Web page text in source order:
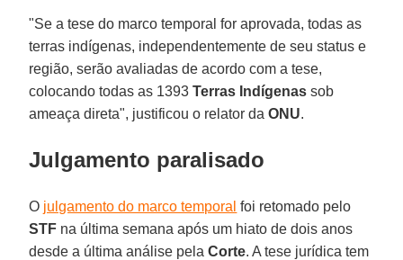
"Se a tese do marco temporal for aprovada, todas as
terras indígenas, independentemente de seu status e
região, serão avaliadas de acordo com a tese,
colocando todas as 1393 Terras Indígenas sob
ameaça direta", justificou o relator da ONU.
Julgamento paralisado
O julgamento do marco temporal foi retomado pelo
STF na última semana após um hiato de dois anos
desde a última análise pelaCorte. A tese jurídica tem